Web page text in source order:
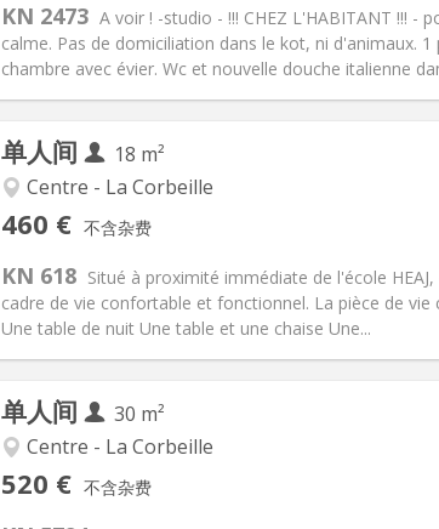
KN 2473 A voir ! -studio - !!! CHEZ L'HABITANT !!! -
calme. Pas de domiciliation dans le kot, ni d'animaux. 1
chambre avec évier. Wc et nouvelle douche italienne
布局
浴室:独立
其他
氛围:安
单人间
18 m²
Centre - La Corbeille
460 € 不含杂费
KN 618 Situé à proximité immédiate de l'école
cadre de vie confortable et fonctionnel. La pièce de vie
Une table de nuit Une table et une chaise Une...
布局
浴室:独立
面积:18 m2
其他
氛围:学
单人间
30 m²
Centre - La Corbeille
520 € 不含杂费
面积:30 m2